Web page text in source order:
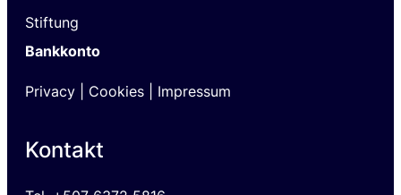
Stiftung
Bankkonto
Privacy Cookies | Impressum
Kontakt